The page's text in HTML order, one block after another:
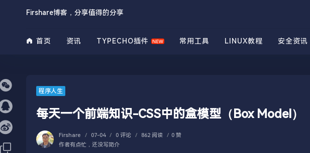
Firshare博客，分享值得的分享
首页 资讯 TYPECHO插件 常用工具 LINUX教程 安全资讯
程序人生
每天一个前端知识-CSS中的盒模型（Box Model）
Firshare / 07-04 / 0 评论 / 862 阅读 / 0 赞
作者有点忙，还没写简介